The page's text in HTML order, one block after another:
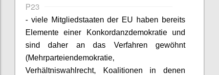
P23
- viele Mitgliedstaaten der EU haben bereits
Elemente einer Konkordanzdemokratie und
sind daher an das Verfahren gewöhnt
(Mehrparteiendemokratie,
Verhältniswahlrecht, Koalitionen in denen